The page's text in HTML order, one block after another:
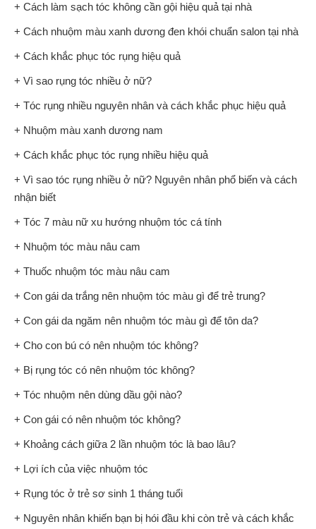
+ Cách làm sạch tóc không cần gội hiệu quả tại nhà
+ Cách nhuộm màu xanh dương đen khói chuẩn salon tại nhà
+ Cách khắc phục tóc rụng hiệu quả
+ Vì sao rụng tóc nhiều ở nữ?
+ Tóc rụng nhiều nguyên nhân và cách khắc phục hiệu quả
+ Nhuộm màu xanh dương nam
+ Cách khắc phục tóc rụng nhiều hiệu quả
+ Vì sao tóc rụng nhiều ở nữ? Nguyên nhân phổ biến và cách
nhận biết
+ Tóc 7 màu nữ xu hướng nhuộm tóc cá tính
+ Nhuộm tóc màu nâu cam
+ Thuốc nhuộm tóc màu nâu cam
+ Con gái da trắng nên nhuộm tóc màu gì để trẻ trung?
+ Con gái da ngăm nên nhuộm tóc màu gì để tôn da?
+ Cho con bú có nên nhuộm tóc không?
+ Bị rụng tóc có nên nhuộm tóc không?
+ Tóc nhuộm nên dùng dầu gội nào?
+ Con gái có nên nhuộm tóc không?
+ Khoảng cách giữa 2 lần nhuộm tóc là bao lâu?
+ Lợi ích của việc nhuộm tóc
+ Rụng tóc ở trẻ sơ sinh 1 tháng tuổi
+ Nguyên nhân khiến bạn bị hói đầu khi còn trẻ và cách khắc